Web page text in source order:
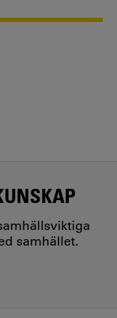
samhället.